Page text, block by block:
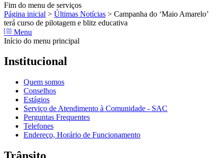
Fim do menu de serviços
Página inicial > Últimas Notícias > Campanha do ‘Maio Amarelo’
terá curso de pilotagem e blitz educativa
Menu
Início do menu principal
Institucional
Quem somos
Conselhos
Estágios
Serviço de Atendimento à Comunidade - SAC
Perguntas Frequentes
Telefones
Endereço, Horário de Funcionamento